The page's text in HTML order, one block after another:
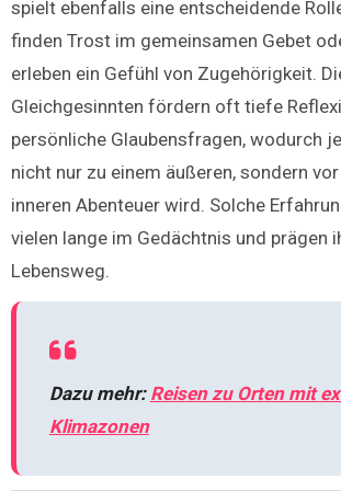
spielt ebenfalls eine entscheidende
finden Trost im gemeinsamen Gebet
erleben ein Gefühl von Zugehörigkeit.
Gleichgesinnten fördern oft tiefe
persönliche Glaubensfragen, wodurch
nicht nur zu einem äußeren, sondern
inneren Abenteuer wird. Solche
vielen lange im Gedächtnis und prägen
Lebensweg.
Dazu mehr: Reisen zu Orten mit
Klimazonen